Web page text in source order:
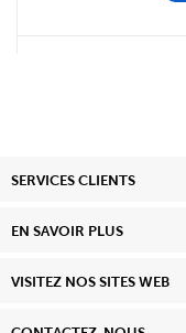
SERVICES CLIENTS
EN SAVOIR PLUS
VISITEZ NOS SITES WEB